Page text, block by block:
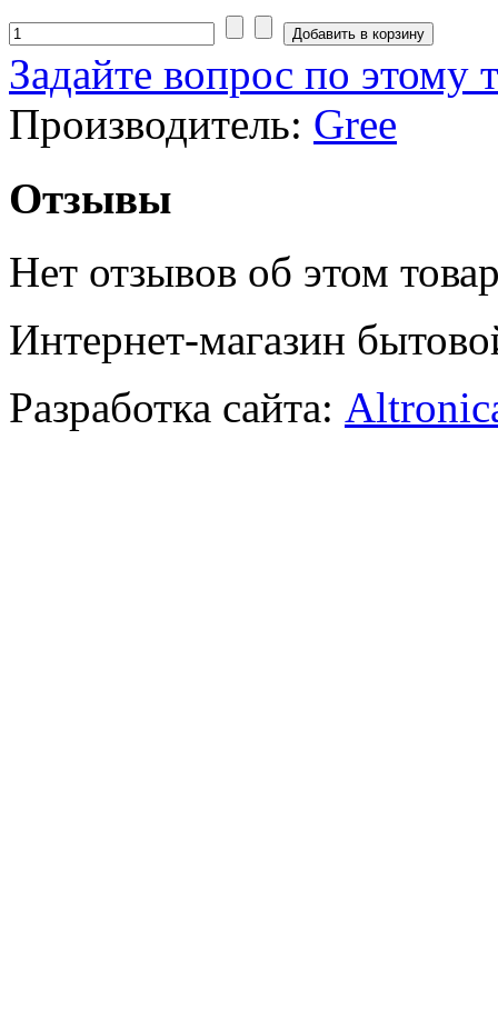
Задайте вопрос по этому
Производитель: Gree
Отзывы
Нет отзывов об этом
Интернет-магазин
Разработка сайта: